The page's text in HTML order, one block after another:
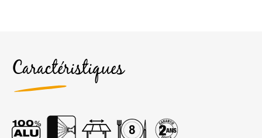
Caractéristiques